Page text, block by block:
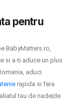
pentru
BabyMatters.ro,
si a-ti aduce un plus
aduci
rapida si fara
tau de nadejde